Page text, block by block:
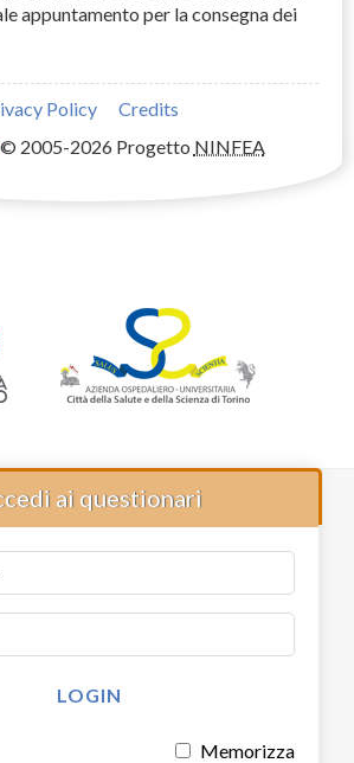
appuntamento per la consegna dei
Policy
Credits
2005-2026 Progetto NINFEA
ai questionari
Memorizza